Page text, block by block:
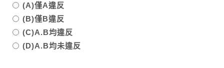
(A)僅A違反
(B)僅B違反
(C)A.B均違反
(D)A.B均未違反